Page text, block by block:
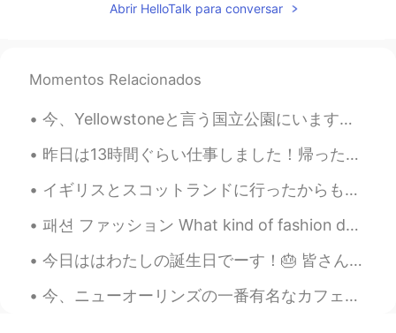
2020.05.06 14:19
ーキミックスは売り切れでした。
アマゾンで調べたら 、よく買うホット
ケーキミックスは売り切れでした。
Abrir HelloTalk para conversar
Momentos Relacionados
今、Yellowstoneと言う国立公園にいます。もともと、Yellow Stoneの綺麗で人気所だけを見たかったです。写真を撮ることが大好きだから。たとえば、Old FaithfulとGran...
昨日は13時間ぐらい仕事しました！帰ったあと、そんなに疲れなかったけど、今、起きたばかりなのに、もう疲れてる。😵‍💫やばい。 今日は休みだと思ったけど、また仕事です。😑 悲鳴を上げたい！😖😖😖
イギリスとスコットランドに行ったからもう一年がたったんだ！ ネシーとかお女王様とかパウルマカートニーとかハリーポッターを見なかったのに本当に充実していた。笑 彼らがよく歩いたのと同じ道を歩くこと...
패션 ファッション What kind of fashion do you like? I only like to wear dresses and skirts. I saw this ou...
今日ははわたしの誕生日でーす！🎂 皆さん、日本語の勉強で手伝ってくれてありがとうございます！これからも頑張ります。よろしくお願いします！☺️ 誕生日のために、毎年、赤い服を着ます。日本には...
今、ニューオーリンズの一番有名なカフェで朝ごはんを食べてます。ニューオーリンズはフランスの影響を強く受けています。そして、Street PartiesとMardi Grasで有名です。アメリカの...